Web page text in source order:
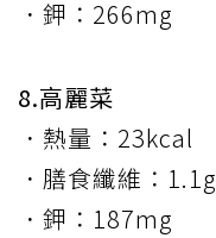
．鉀：266mg
8.高麗菜
．熱量：23kcal
．膳食纖維：1.1g
．鉀：187mg